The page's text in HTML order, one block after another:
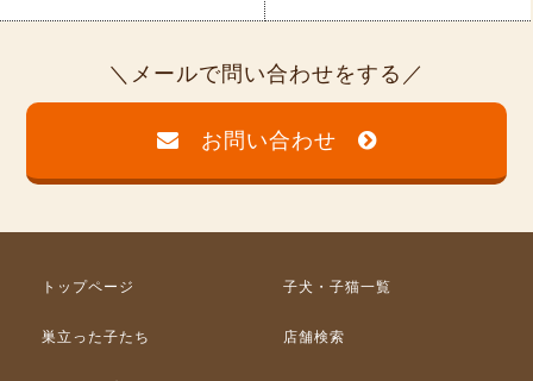
メールで問い合わせをする
お問い合わせ
トップページ 子犬・子猫一覧
巣立った子たち 店舗検索